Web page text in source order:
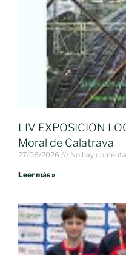
LIV EXPOSICION
Moral de Calatrava
27/06/2026 No hay
Leer más »